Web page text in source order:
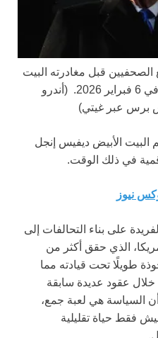
قبل مغادرته البيت
(أندرو
برس عبر غيتي)
البيت الأبيض ديفيس إنجل
في ذلك الوقت.
نيوز
على بناء التحالفات إلى
الذي حقق أكثر من
طويلًا تحت قيادته مما
خلال عقود عديدة سابقة
السياسة هي لعبة جمع،
فقط حياة تقليلية